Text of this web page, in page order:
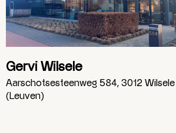
Gervi Wilsele
Aarschotsesteenweg 584, 3012 Wilsele
(Leuven)